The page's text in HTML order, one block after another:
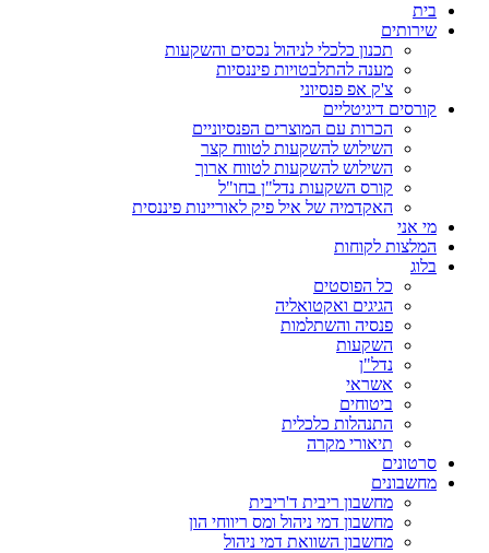
בית
שירותים
תכנון כלכלי לניהול נכסים והשקעות
מענה להתלבטויות פיננסיות
צ'ק אפ פנסיוני
קורסים דיגיטליים
הכרות עם המוצרים הפנסיוניים
השילוש להשקעות לטווח קצר
השילוש להשקעות לטווח ארוך
קורס השקעות נדל"ן בחו"ל
האקדמיה של איל פיק לאוריינות פיננסית
מי אני
המלצות לקוחות
בלוג
כל הפוסטים
הגיגים ואקטואליה
פנסיה והשתלמות
השקעות
נדל"ן
אשראי
ביטוחים
התנהלות כלכלית
תיאורי מקרה
סרטונים
מחשבונים
מחשבון ריבית ד'ריבית
מחשבון דמי ניהול ומס ריווחי הון
מחשבון השוואת דמי ניהול